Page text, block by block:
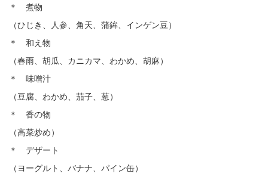
＊ 煮物
（ひじき、人参、角天、蒲鉾、インゲン豆）
＊ 和え物
（春雨、胡瓜、カニカマ、わかめ、胡麻）
＊ 味噌汁
（豆腐、わかめ、茄子、葱）
＊ 香の物
（高菜炒め）
＊ デザート
（ヨーグルト、バナナ、パイン缶）